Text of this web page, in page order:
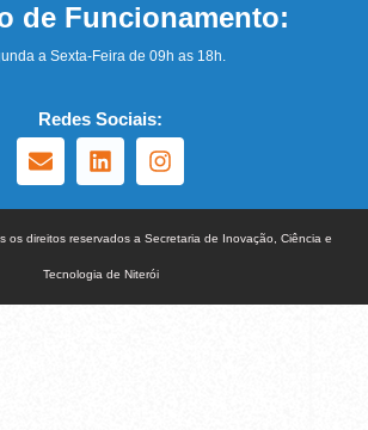
de Funcionamento:
a Sexta-Feira de 09h as 18h.
Redes Sociais:
os direitos reservados a Secretaria de Inovação, Ciência e
Tecnologia de Niterói